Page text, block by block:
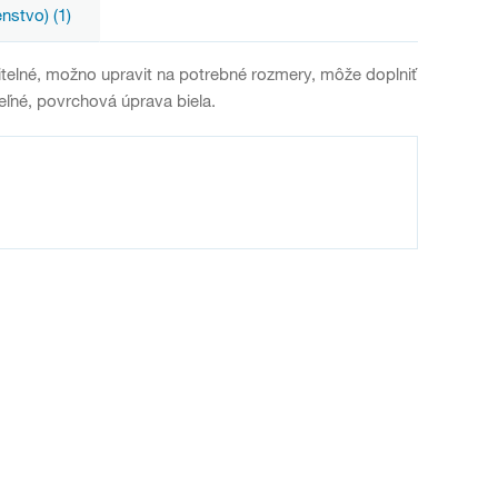
(1)
možno upravit na potrebné rozmery, môže doplniť
povrchová úprava biela.